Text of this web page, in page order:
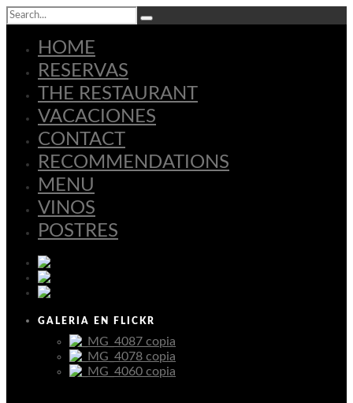
HOME
RESERVAS
THE RESTAURANT
VACACIONES
CONTACT
RECOMMENDATIONS
MENU
VINOS
POSTRES
GALERIA EN FLICKR